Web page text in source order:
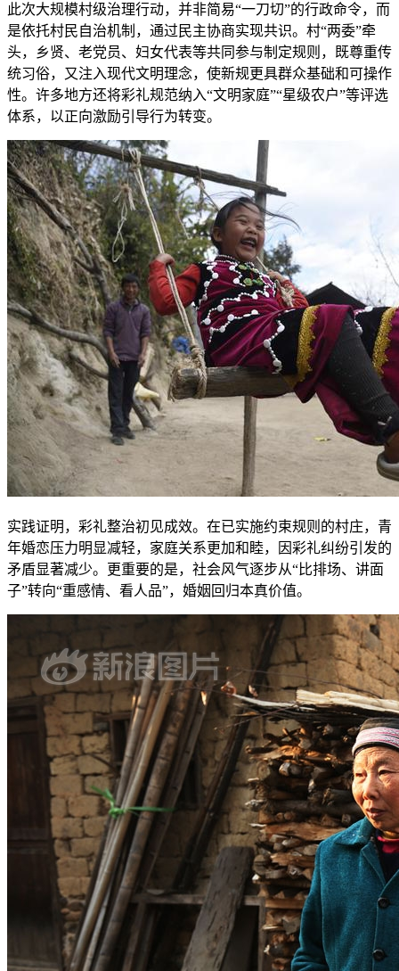
此次大规模村级治理行动，并非简易“一刀切”的行政命令，而
是依托村民自治机制，通过民主协商实现共识。村“两委”牵
头，乡贤、老党员、妇女代表等共同参与制定规则，既尊重传
统习俗，又注入现代文明理念，使新规更具群众基础和可操作
性。许多地方还将彩礼规范纳入“文明家庭”“星级农户”等评选
体系，以正向激励引导行为转变。
实践证明，彩礼整治初见成效。在已实施约束规则的村庄，青
年婚恋压力明显减轻，家庭关系更加和睦，因彩礼纠纷引发的
矛盾显著减少。更重要的是，社会风气逐步从“比排场、讲面
子”转向“重感情、看人品”，婚姻回归本真价值。